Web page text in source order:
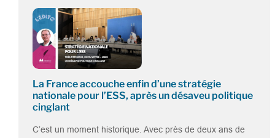
La France accouche enfin d’une stratégie
nationale pour l’ESS, après un désaveu politique
cinglant
C’est un moment historique. Avec près de deux ans de